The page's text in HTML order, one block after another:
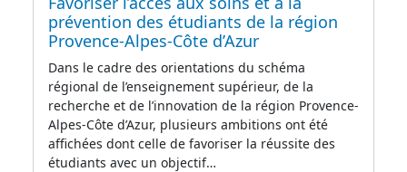
prévention des étudiants de la région
Provence-Alpes-Côte d’Azur
Dans le cadre des orientations du schéma
régional de l’enseignement supérieur, de la
recherche et de l’innovation de la région Provence-
Alpes-Côte d’Azur, plusieurs ambitions ont été
affichées dont celle de favoriser la réussite des
étudiants avec un objectif…